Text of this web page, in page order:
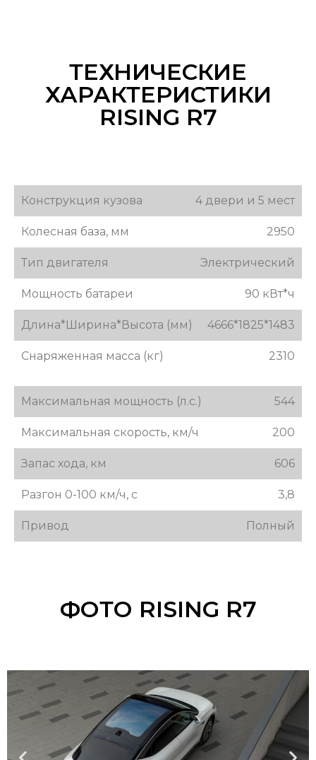
ТЕХНИЧЕСКИЕ
ХАРАКТЕРИСТИКИ
RISING R7
Конструкция кузова 4 двери и 5 мест
Колесная база, мм 2950
Тип двигателя Электрический
Мощность батареи 90 кВт*ч
Длина*Ширина*Высота (мм) 4666*1825*1483
Снаряженная масса (кг) 2310
Максимальная мощность (л.с.) 544
Максимальная скорость, км/ч 200
Запас хода, км 606
Разгон 0-100 км/ч, с 3,8
Привод Полный
ФОТО RISING R7